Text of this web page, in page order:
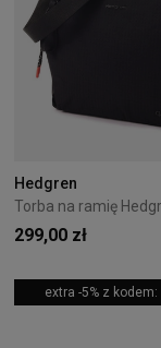
Hedgren
299,00 zł
extra -5% z kodem: